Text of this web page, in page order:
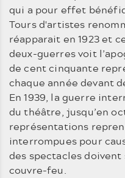
qui a pour effet
Tours d'artistes
réapparait en 1923 et
deux-guerres voit
de cent cinquante
chaque année devant
En 1939, la guerre
du théâtre, jusqu’en
représentations
interrompues pour
des spectacles
couvre-feu.